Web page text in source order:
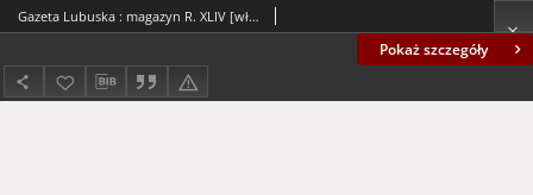
Pokaż szczegóły
Gazeta Lubuska : magazyn R. XLIV [właśc. XLV], nr 268 (16/17 listopada 1996). - Wyd. 1